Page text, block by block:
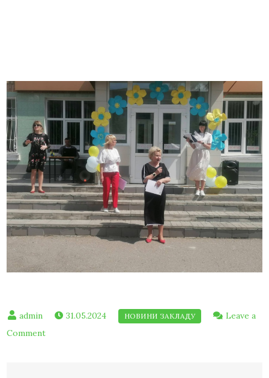
31.05.2024
Leave a
Comment